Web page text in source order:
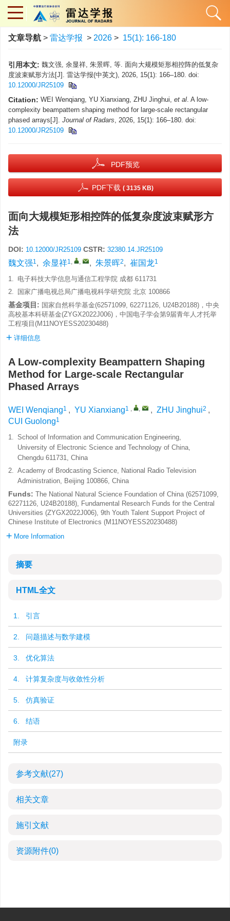
文章导航 > 雷达学报 > 2026 > 15(1): 166-180
引用本文: 魏文强, 余显祥, 朱景晖, 等. 面向大规模矩形相控阵的低复杂
度波束赋形方法[J]. 雷达学报(中英文), 2026, 15(1): 166–180. doi:
10.12000/JR25109
Citation: WEI Wenqiang, YU Xianxiang, ZHU Jinghui, et al. A low-
complexity beampattern shaping method for large-scale rectangular
phased arrays[J]. Journal of Radars, 2026, 15(1): 166–180. doi:
10.12000/JR25109
PDF预览
PDF下载 ( 3135 KB)
面向大规模矩形相控阵的低复杂度波束赋形方
法
DOI: 10.12000/JR25109 CSTR: 32380.14.JR25109
魏文强1, 余显祥1, , , 朱景晖2, 崔国龙1
1. 电子科技大学信息与通信工程学院 成都 611731
2.
国家广播电视总局广播电视科学研究院 北京 100866
基金项目: 国家自然科学基金(62571099, 62271126, U24B20188)，中央
高校基本科研基金(ZYGX2022J006)，中国电子学会第9届青年人才托举
工程项目(M11NOYESS20230488)
详细信息
A Low-complexity Beampattern Shaping
Method for Large-scale Rectangular
Phased Arrays
WEI Wenqiang1 , YU Xianxiang1 , , , ZHU Jinghui2 ,
CUI Guolong1
1. School of Information and Communication Engineering,
University of Electronic Science and Technology of China,
Chengdu 611731, China
2. Academy of Brodcasting Science, National Radio Television
Administration, Beijing 100866, China
Funds: The National Natural Science Foundation of China (62571099,
62271126, U24B20188), Fundamental Research Funds for the Central
Universities (ZYGX2022J006), 9th Youth Talent Support Project of
Chinese Institute of Electronics (M11NOYESS20230488)
More Information
摘要
HTML全文
1. 引言
2. 问题描述与数学建模
3. 优化算法
4. 计算复杂度与收敛性分析
5. 仿真验证
6. 结语
附录
参考文献(27)
相关文章
施引文献
资源附件(0)